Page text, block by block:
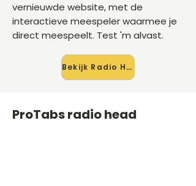
vernieuwde website, met de
interactieve meespeler waarmee je
direct meespeelt. Test 'm alvast.
Bekijk Radio Head →
ProTabs radio head